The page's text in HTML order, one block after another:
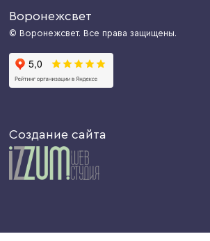
Воронежсвет
© Воронежсвет. Все права защищены.
Создание сайта